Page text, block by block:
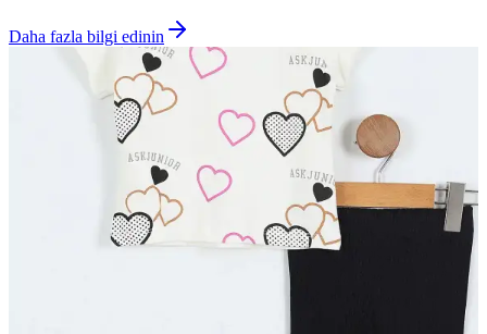
Daha fazla bilgi edinin